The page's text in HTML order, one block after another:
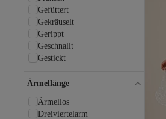
Gefüttert
Gekräuselt
Gerippt
Geschnallt
Gestickt
Getarnt
Gipeli
Ärmellänge
Ärmellos
Dreiviertelarm